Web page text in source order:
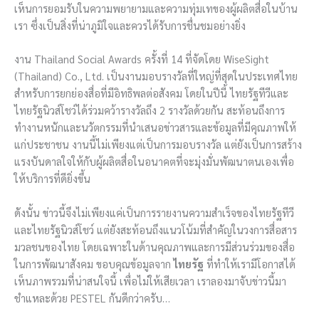
เห็นการยอมรับในความพยายามและความทุ่มเทของผู้ผลิตสื่อในบ้าน
เรา ซึ่งเป็นสิ่งที่น่าภูมิใจและควรได้รับการชื่นชมอย่างยิ่ง
งาน Thailand Social Awards ครั้งที่ 14 ที่จัดโดย WiseSight
(Thailand) Co., Ltd. เป็นงานมอบรางวัลที่ใหญ่ที่สุดในประเทศไทย
สำหรับการยกย่องสื่อที่มีอิทธิพลต่อสังคม โดยในปีนี้ ไทยรัฐทีวีและ
ไทยรัฐนิวส์โชว์ได้ร่วมคว้ารางวัลถึง 2 รางวัลด้วยกัน สะท้อนถึงการ
ทำงานหนักและนวัตกรรมที่นำเสนอข่าวสารและข้อมูลที่มีคุณภาพให้
แก่ประชาชน งานนี้ไม่เพียงแต่เป็นการมอบรางวัล แต่ยังเป็นการสร้าง
แรงบันดาลใจให้กับผู้ผลิตสื่อในอนาคตที่จะมุ่งมั่นพัฒนาตนเองเพื่อ
ให้บริการที่ดียิ่งขึ้น
ดังนั้น ข่าวนี้จึงไม่เพียงแค่เป็นการรายงานความสำเร็จของไทยรัฐทีวี
และไทยรัฐนิวส์โชว์ แต่ยังสะท้อนถึงแนวโน้มที่สำคัญในวงการสื่อสาร
มวลชนของไทย โดยเฉพาะในด้านคุณภาพและการมีส่วนร่วมของสื่อ
ในการพัฒนาสังคม ขอบคุณข้อมูลจากไทยรัฐ ที่ทำให้เรามีโอกาสได้
เห็นภาพรวมที่น่าสนใจนี้ เพื่อไม่ให้เสียเวลา เราลองมาจับข่าวนี้มา
ชำแหละด้วย PESTEL กันดีกว่าครับ…